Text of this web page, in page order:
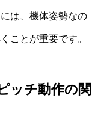
は、機体姿勢なの
ことが重要です。
ッチ動作の関